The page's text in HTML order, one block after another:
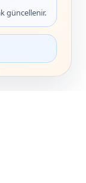
güncellenir.